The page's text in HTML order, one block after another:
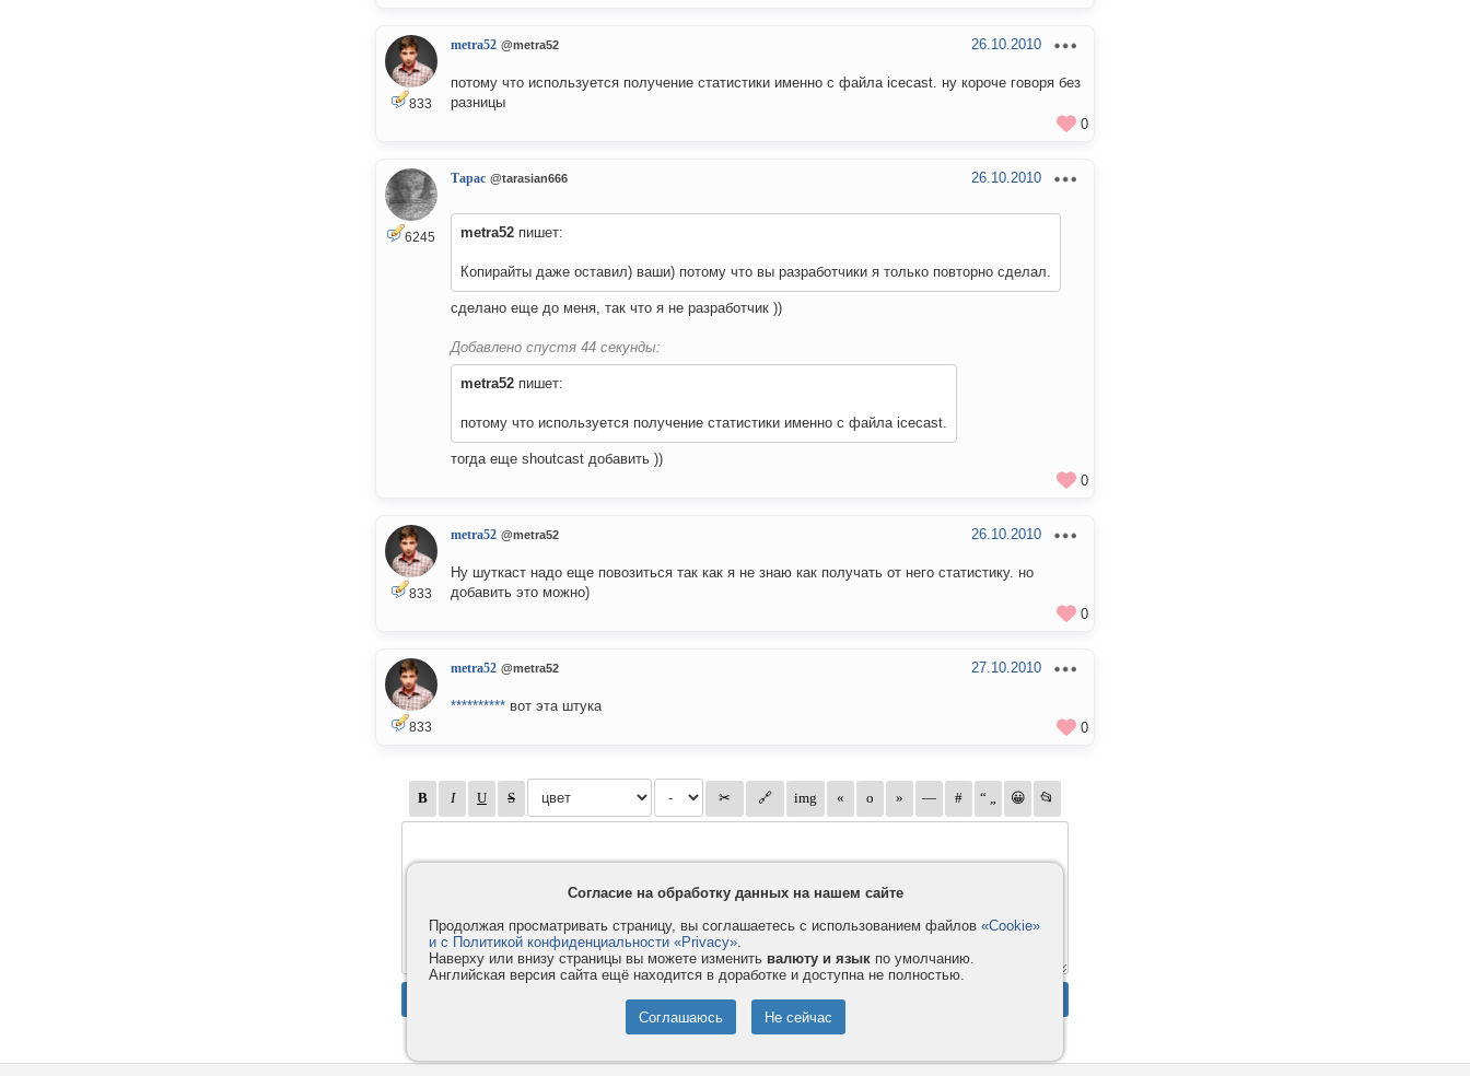
833
metra52 @metra52 26.10.2010
потому что используется получение статистики именно с файла icecast. ну короче говоря без
разницы
0
6245
Тарас @tarasian666 26.10.2010
metra52 пишет:
Копирайты даже оставил) ваши) потому что вы разработчики я только повторно сделал.
сделано еще до меня, так что я не разработчик ))
Добавлено спустя 44 секунды:
metra52 пишет:
потому что используется получение статистики именно с файла icecast.
тогда еще shoutcast добавить ))
0
833
metra52 @metra52 26.10.2010
Ну шуткаст надо еще повозиться так как я не знаю как получать от него статистику. но
добавить это можно)
0
833
metra52 @metra52 27.10.2010
********** вот эта штука
0
Согласие на обработку данных на нашем сайте
Продолжая просматривать страницу, вы соглашаетесь с использованием файлов «Cookie»
и с Политикой конфиденциальности «Privacy».
Наверху или внизу страницы вы можете изменить валюту и язык по умолчанию.
Английская версия сайта ещё находится в доработке и доступна не полностью.